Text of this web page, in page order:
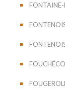
FONTAINE-